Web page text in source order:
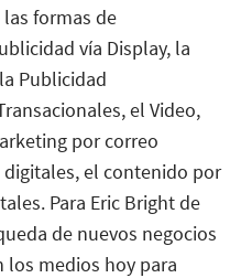
formas de
vía Display, la
Publicidad
el Video,
por correo
el contenido por
Para Eric Bright de
de nuevos negocios
los medios hoy para